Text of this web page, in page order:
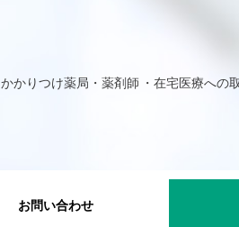
かかりつけ薬局・薬剤師 在宅医療への
お問い合わせ